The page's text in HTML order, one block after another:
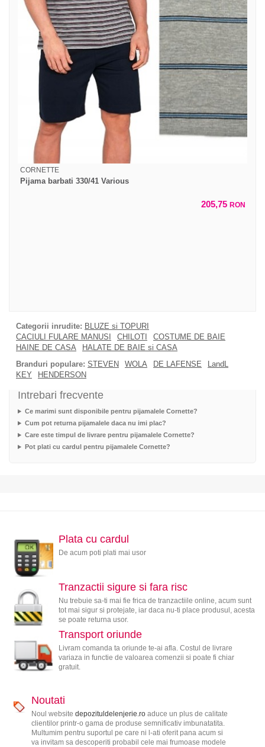
CORNETTE
Pijama barbati 330/41 Various
205,75 RON
Categorii inrudite: BLUZE si TOPURI
CACIULI FULARE MANUSI
CHILOTI
COSTUME DE BAIE
HAINE DE CASA
HALATE DE BAIE si CASA
Branduri populare: STEVEN WOLA DE LAFENSE
LandL
KEY
HENDERSON
Intrebari frecvente
Ce marimi sunt disponibile pentru pijamalele Cornette?
Cum pot returna pijamalele daca nu imi plac?
Care este timpul de livrare pentru pijamalele Cornette?
Pot plati cu cardul pentru pijamalele Cornette?
Plata cu cardul
De acum poti plati mai usor
Tranzactii sigure si fara risc
Nu trebuie sa-ti mai fie frica de tranzactiile online, acum sunt
tot mai sigur si protejate, iar daca nu-ti place produsul, acesta
se poate returna usor.
Transport oriunde
Livram comanda ta oriunde te-ai afla. Costul de livrare
variaza in functie de valoarea comenzii si poate fi chiar
gratuit.
Noutati
Noul website depozituldelenjerie.roaduce un plus de calitate
clientilor printr-o gama de produse semnificativ imbunatatita.
Multumim pentru suportul pe care ni l-ati oferit pana acum si
va invitam sa descoperiti probabil cele mai frumoase modele